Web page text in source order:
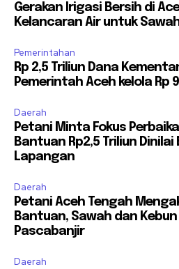
Gerakan Irigasi Bersih di
Kelancaran Air untuk
Pemerintahan
Rp 2,5 Triliun Dana
Pemerintah Aceh kelola Rp
Daerah
Petani Minta Fokus
Bantuan Rp2,5 Triliun
Lapangan
Daerah
Petani Aceh Tengah
Bantuan, Sawah dan
Pascabanjir
Daerah